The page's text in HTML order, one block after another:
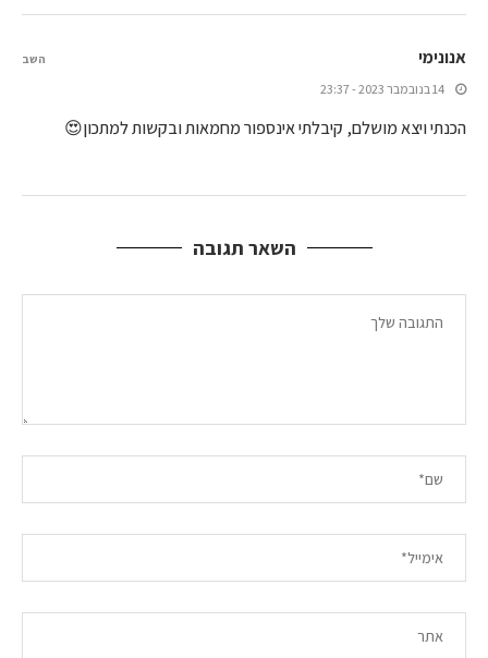
אנונימי
14 בנובמבר 2023 - 23:37
הכנתי ויצא מושלם, קיבלתי אינספור מחמאות ובקשות למתכון😍
השב
השאר תגובה